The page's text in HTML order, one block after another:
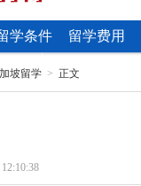
学条件 留学费用
坡留学 > 正文